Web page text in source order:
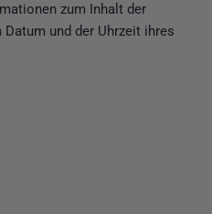
zum Inhalt der
und der Uhrzeit ihres